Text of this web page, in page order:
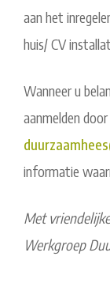
aan het
huis/ CV
Wanneer u
aanmelden
informatie
Met
Werkgroep